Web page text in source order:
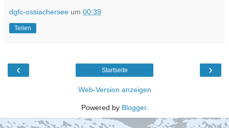
dgfc-ossiachersee um 00:39
Teilen
‹ ›
Startseite
Web-Version anzeigen
Powered by Blogger.